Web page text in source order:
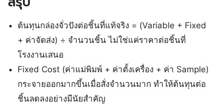
ต้นทุนกล่องจั่วปังต่อชิ้นที่แท้จริง = (Variable + Fixed
+ ค่าจัดส่ง) ÷ จำนวนชิ้น ไม่ใช่แค่ราคาต่อชิ้นที่
โรงงานเสนอ
Fixed Cost (ค่าแม่พิมพ์ + ค่าตั้งเครื่อง + ค่า Sample)
กระจายออกมากขึ้นเมื่อสั่งจำนวนมาก ทำให้ต้นทุนต่อ
ชิ้นลดลงอย่างมีนัยสำคัญ